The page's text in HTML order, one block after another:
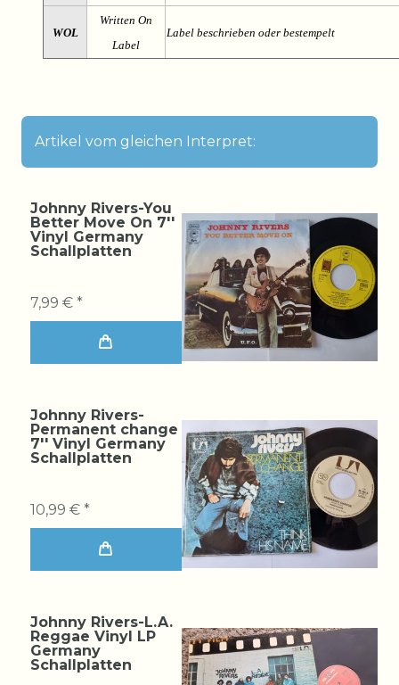
WOL
Written On
Label
Label beschrieben oder bestempelt
Artikel vom gleichen Interpret:
Johnny Rivers-You
Better Move On 7''
Vinyl Germany
Schallplatten
7,99 € *
Johnny Rivers-
Permanent change
7'' Vinyl Germany
Schallplatten
10,99 € *
Johnny Rivers-L.A.
Reggae Vinyl LP
Germany
Schallplatten